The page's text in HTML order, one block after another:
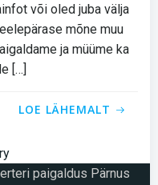
või oled juba välja
mõne muu
ja müüme ka
[…]
LOE LÄHEMALT
paigaldus Pärnus